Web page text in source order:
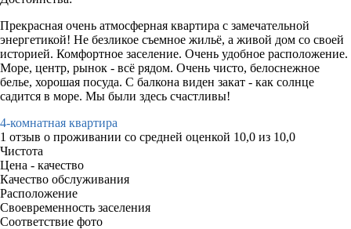
Прекрасная очень атмосферная квартира с замечательной
энергетикой! Не безликое съемное жильё, а живой дом со своей
историей. Комфортное заселение. Очень удобное расположение.
Море, центр, рынок - всё рядом. Очень чисто, белоснежное
белье, хорошая посуда. С балкона виден закат - как солнце
садится в море. Мы были здесь счастливы!
4-комнатная квартира
1 отзыв о проживании со средней оценкой 10,0 из 10,0
Чистота
Цена - качество
Качество обслуживания
Расположение
Своевременность заселения
Соответствие фото